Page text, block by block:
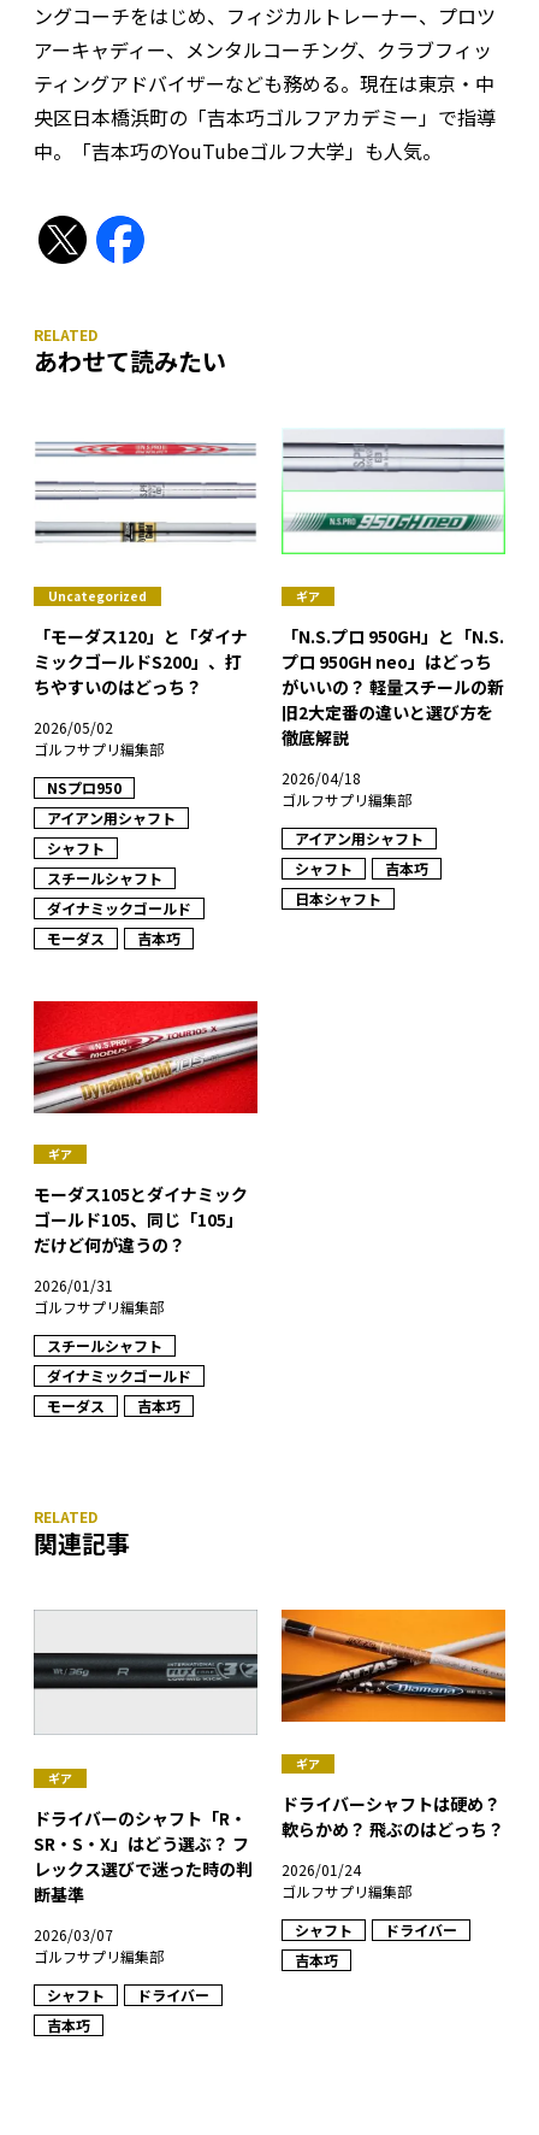
ングコーチをはじめ、フィジカルトレーナー、プロツ
アーキャディー、メンタルコーチング、クラブフィッ
ティングアドバイザーなども務める。現在は東京・中
央区日本橋浜町の「吉本巧ゴルフアカデミー」で指導
中。「吉本巧のYouTubeゴルフ大学」も人気。
あわせて読みたい
Uncategorized
「モーダス120」と「ダイナ
ミックゴールドS200」、打
ちやすいのはどっち？
2026/05/02
ゴルフサプリ編集部
NSプロ950
アイアン用シャフト
シャフト
スチールシャフト
ダイナミックゴールド
モーダス
吉本巧
ギア
「N.S.プロ 950GH」と「N.S.
プロ 950GH neo」はどっち
がいいの？ 軽量スチールの新
旧2大定番の違いと選び方を
徹底解説
2026/04/18
ゴルフサプリ編集部
アイアン用シャフト
シャフト
吉本巧
日本シャフト
ギア
モーダス105とダイナミック
ゴールド105、同じ「105」
だけど何が違うの？
2026/01/31
ゴルフサプリ編集部
スチールシャフト
ダイナミックゴールド
モーダス
吉本巧
関連記事
ギア
ドライバーのシャフト「R・
SR・S・X」はどう選ぶ？ フ
レックス選びで迷った時の判
断基準
2026/03/07
ゴルフサプリ編集部
シャフト
ドライバー
吉本巧
ギア
ドライバーシャフトは硬め？
軟らかめ？ 飛ぶのはどっち？
2026/01/24
ゴルフサプリ編集部
シャフト
ドライバー
吉本巧